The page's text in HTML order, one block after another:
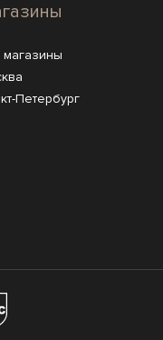
магазины
Петербург